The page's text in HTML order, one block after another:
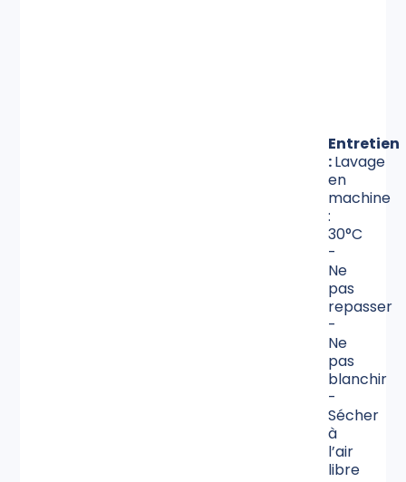
Entretien
:Lavage
en
machine
:
30°C
-
Ne
pas
repasser
-
Ne
pas
blanchir
-
Sécher
à
l’air
libre